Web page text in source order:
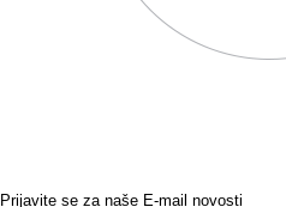
Prijavite se za naše E-mail novosti